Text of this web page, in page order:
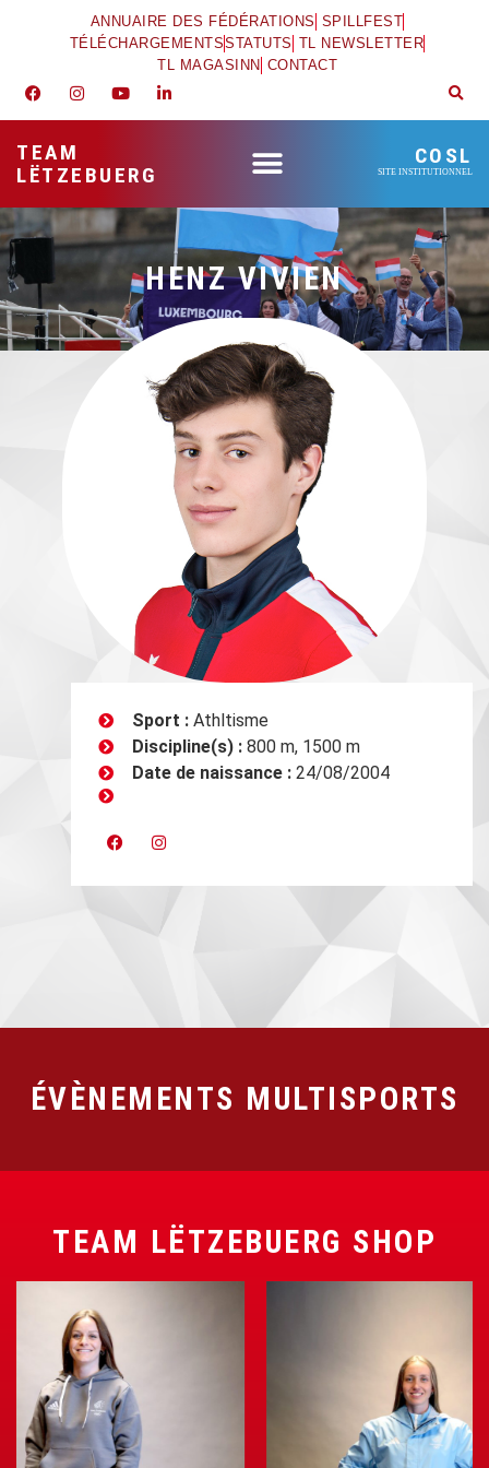
ANNUAIRE DES FÉDÉRATIONS SPILLFEST
TÉLÉCHARGEMENTSSTATUTS TL NEWSLETTER
TL MAGASINN CONTACT
TEAM
LËTZEBUERG
COSL
SITE INSTITUTIONNEL
HENZ VIVIEN
Sport :Athltisme
Discipline(s) :800 m, 1500 m
Date de naissance :24/08/2004
ÉVÈNEMENTS MULTISPORTS
TEAM LËTZEBUERG SHOP